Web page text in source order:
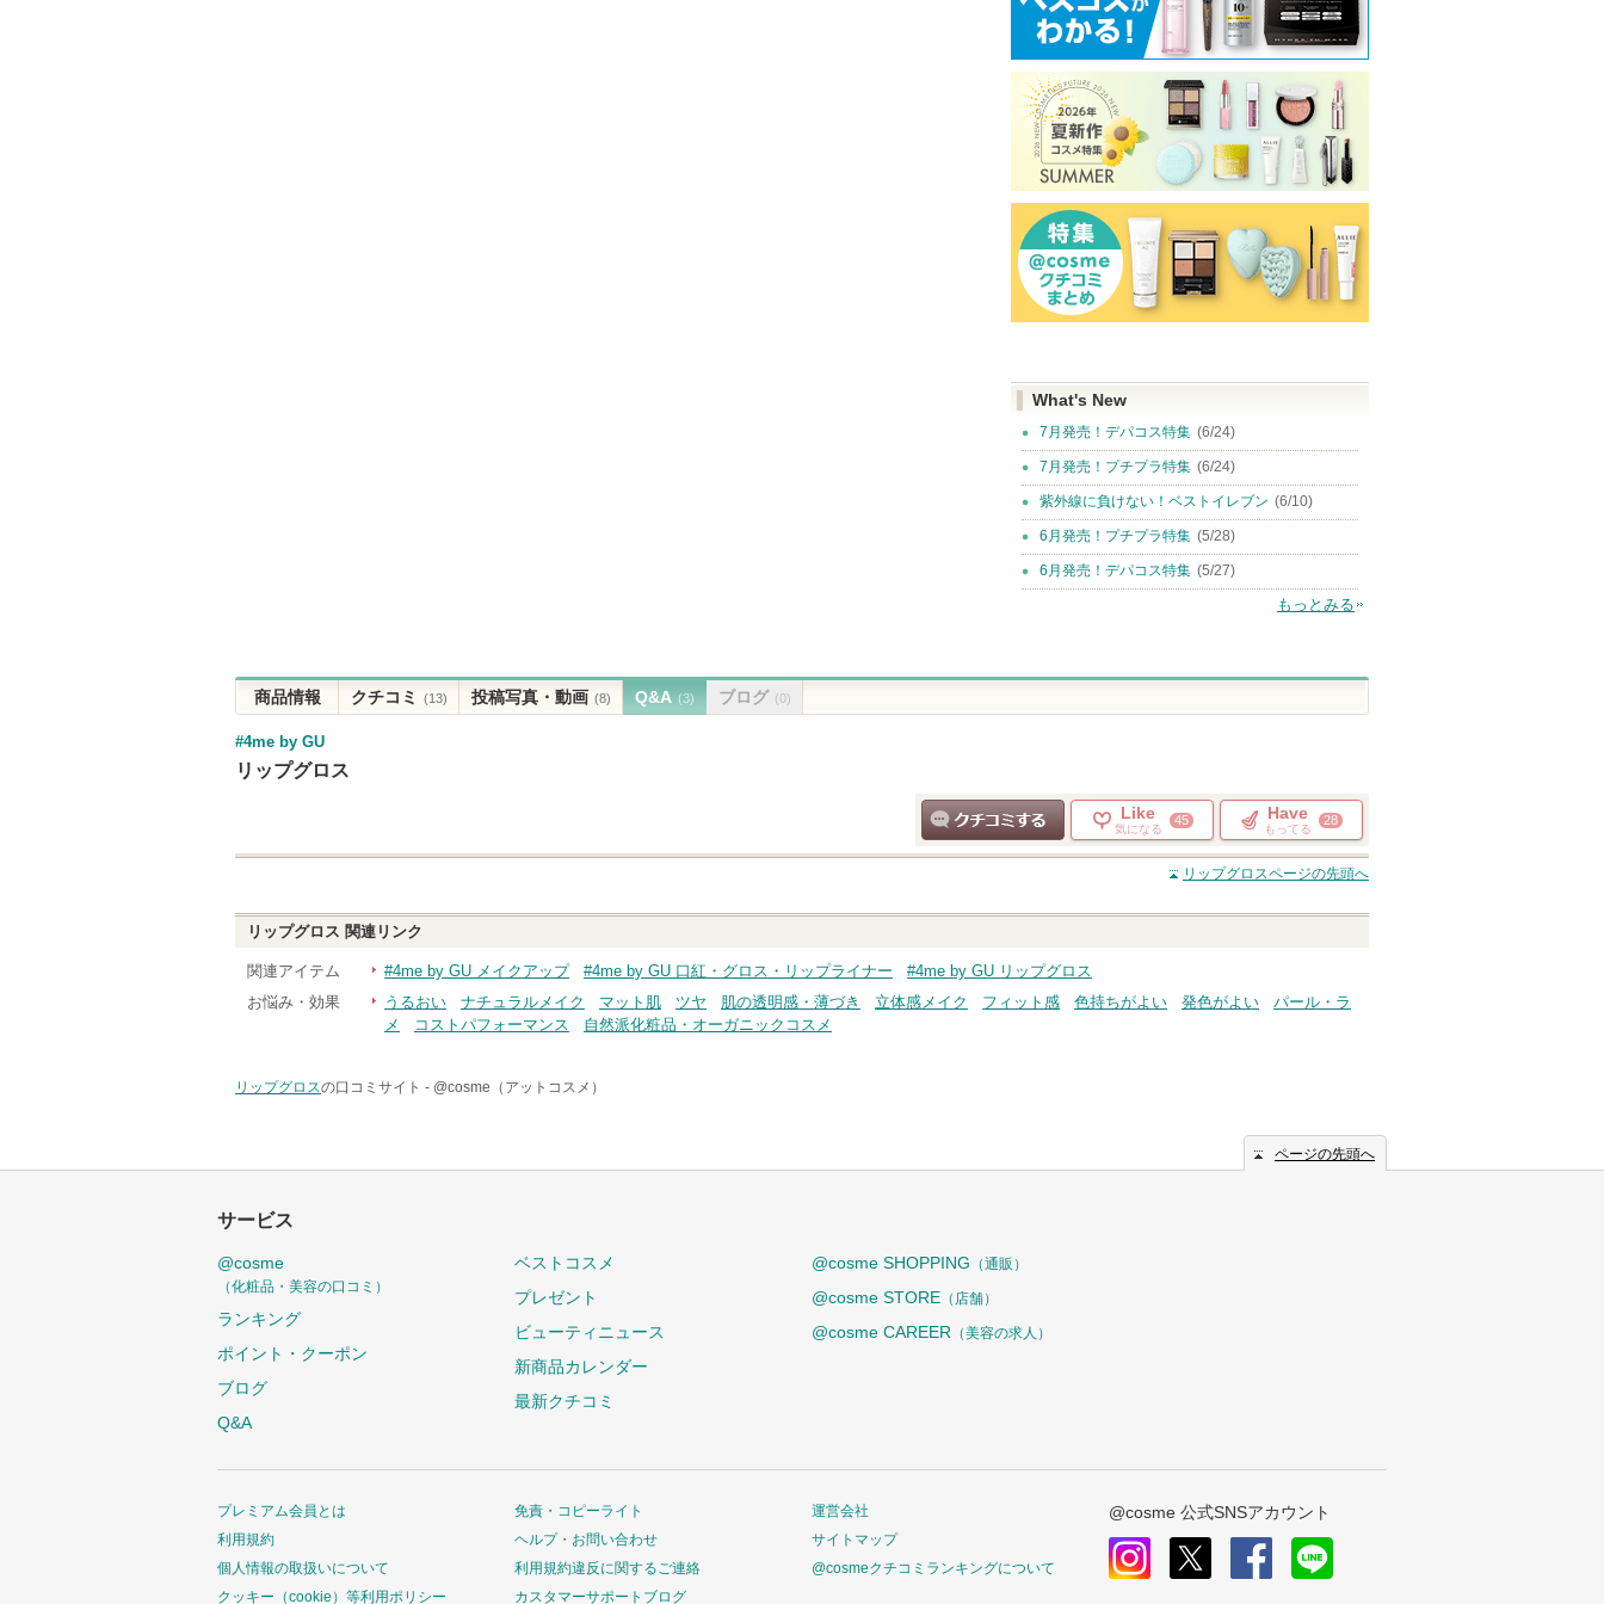
What's New
7月発売！デパコス特集 (6/24)
7月発売！プチプラ特集 (6/24)
紫外線に負けない！ベストイレブン (6/10)
6月発売！プチプラ特集 (5/28)
6月発売！デパコス特集 (5/27)
もっとみる
商品情報 クチコミ (13) 投稿写真・動画 (8) Q&A (3) ブログ (0)
#4me by GU
リップグロス
クチコミする
Like
気になる
45 Have
もってる
28
リップグロスページの先頭へ
リップグロス 関連リンク
関連アイテム #4me by GU メイクアップ #4me by GU 口紅・グロス・リップライナー
#4me by GU リップグロス
お悩み・効果
うるおい ナチュラルメイク マット肌 ツヤ 肌の透明感・薄づき 立体感メイク フィット感 色持ちがよい 発色がよい
パール・ラ
メ
コストパフォーマンス 自然派化粧品・オーガニックコスメ
リップグロスの口コミサイト - @cosme（アットコスメ）
ページの先頭へ
サービス
@cosme
（化粧品・美容の口コミ）
ランキング
ポイント・クーポン
ブログ
Q&A
ベストコスメ
プレゼント
ビューティニュース
新商品カレンダー
最新クチコミ
@cosme SHOPPING （通販）
@cosme STORE （店舗）
@cosme CAREER （美容の求人）
プレミアム会員とは
利用規約
個人情報の取扱いについて
クッキー（cookie）等利用ポリシー
免責・コピーライト
ヘルプ・お問い合わせ
利用規約違反に関するご連絡
カスタマーサポートブログ
運営会社
サイトマップ
@cosmeクチコミランキングについて
@cosme 公式SNSアカウント